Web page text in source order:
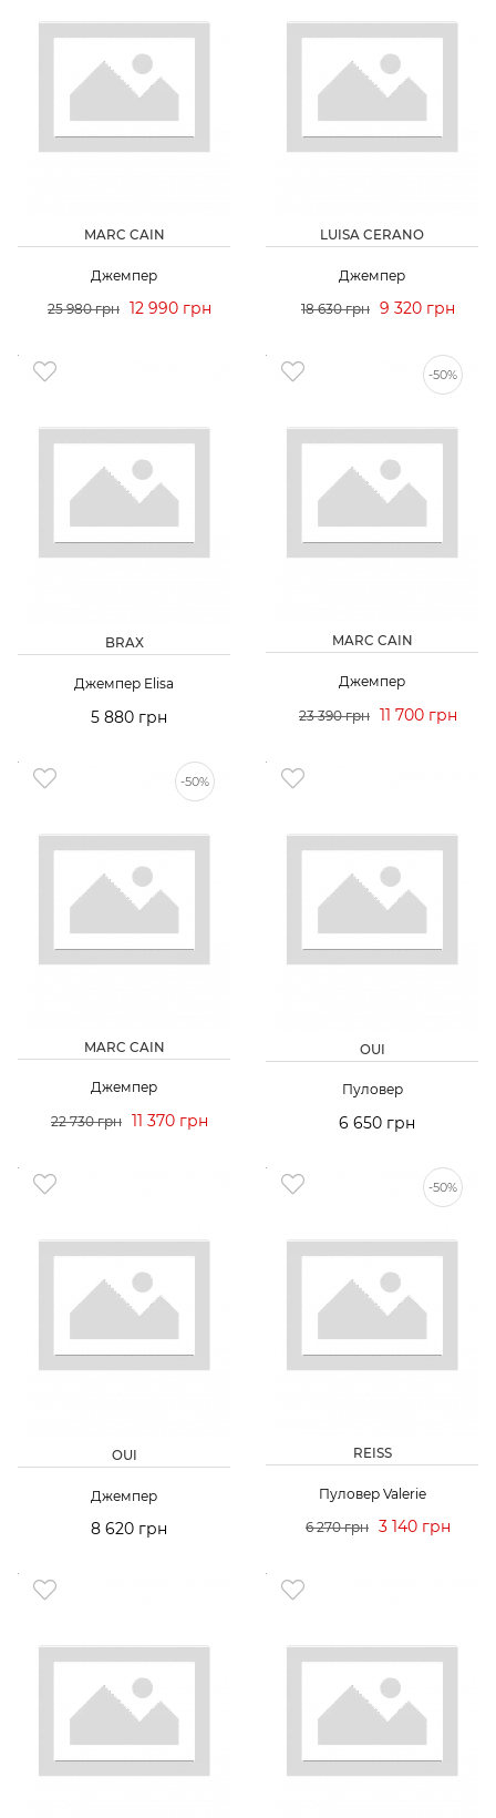
MARC CAIN
Джемпер
25 980 грн 12 990 грн
LUISA CERANO
Джемпер
18 630 грн 9 320 грн
BRAX
Джемпер Elisa
5 880 грн
-50%
MARC CAIN
Джемпер
23 390 грн 11 700 грн
-50%
MARC CAIN
Джемпер
22 730 грн 11 370 грн
OUI
Пуловер
6 650 грн
OUI
Джемпер
8 620 грн
-50%
REISS
Пуловер Valerie
6 270 грн 3 140 грн